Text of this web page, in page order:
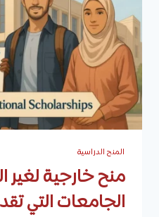
المنح الدراسية
منح خارجية لغير
الجامعات التي